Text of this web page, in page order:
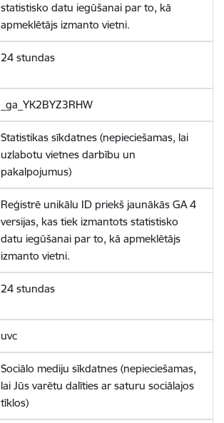
statistisko datu iegūšanai par to, kā
apmeklētājs izmanto vietni.
24 stundas
_ga_YK2BYZ3RHW
Statistikas sīkdatnes (nepieciešamas, lai
uzlabotu vietnes darbību un
pakalpojumus)
Reģistrē unikālu ID priekš jaunākās GA 4
versijas, kas tiek izmantots statistisko
datu iegūšanai par to, kā apmeklētājs
izmanto vietni.
24 stundas
uvc
Sociālo mediju sīkdatnes (nepieciešamas,
lai Jūs varētu dalīties ar saturu sociālajos
tīklos)